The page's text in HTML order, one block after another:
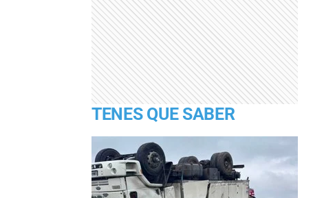
TENES QUE SABER